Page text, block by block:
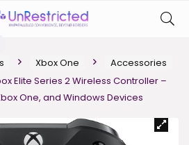
Xbox One
Accessories
Elite Series 2 Wireless Controller –
One, and Windows Devices